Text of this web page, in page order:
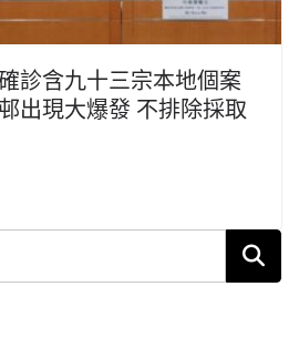
診含九十三宗本地個案
出現大爆發 不排除採取